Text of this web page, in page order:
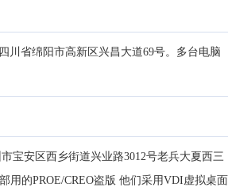
川省绵阳市高新区兴昌大道69号。多台电脑
宝安区西乡街道兴业路3012号老兵大夏西三
用的PROE/CREO盗版 他们采用VDI虚拟桌面